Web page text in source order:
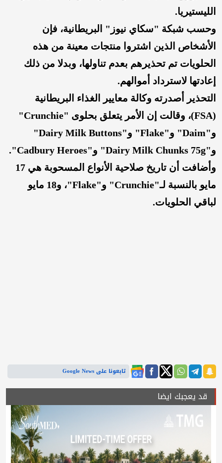
الليستيريا.
وحسب شبكة "سكاي نيوز" البريطانية، فإن
الأشخاص الذين اشتروا منتجات معينة من هذه
الحلويات تم تحذيرهم بعدم تناولها، وبدلا من ذلك
إعادتها لاسترداد أموالهم.
التحذير أصدرته وكالة معايير الغذاء البريطانية
(FSA)، وقالت إن الأمر يتعلق بحلوى "Crunchie"
و"Daim" و"Flake" و"Dairy Milk Buttons"
و"Dairy Milk Chunks 75g" و"Cadbury Heroes".
وأضافت أن تاريخ صلاحية الأنواع المسحوبة هي 17
مايو بالنسبة لـ"Crunchie" و"Flake"، و18 مايو
لباقي الحلويات.
تابعونا على Google News
قد يعجبك ايضا